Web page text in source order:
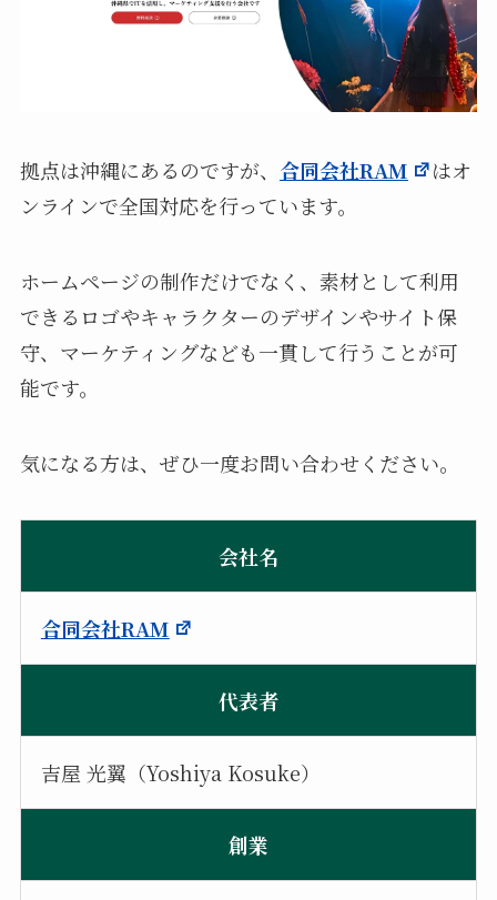
拠点は沖縄にあるのですが、 合同会社RAM
はオ
ンラインで全国対応を行っています。
ホームページの制作だけでなく、素材として利用
できるロゴやキャラクターのデザインやサイト保
守、マーケティングなども一貫して行うことが可
能です。
気になる方は、ぜひ一度お問い合わせください。
会社名
合同会社RAM
代表者
吉屋 光翼（Yoshiya Kosuke）
創業